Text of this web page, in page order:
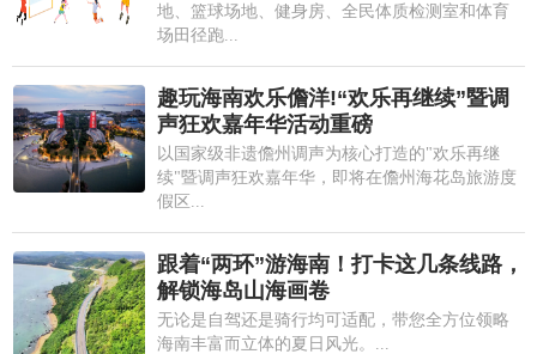
地、篮球场地、健身房、全民体质检测室和体育
场田径跑...
趣玩海南欢乐儋洋!“欢乐再继续”暨调
声狂欢嘉年华活动重磅
以国家级非遗儋州调声为核心打造的"欢乐再继
续"暨调声狂欢嘉年华，即将在儋州海花岛旅游度
假区...
跟着“两环”游海南！打卡这几条线路，
解锁海岛山海画卷
无论是自驾还是骑行均可适配，带您全方位领略
海南丰富而立体的夏日风光。...